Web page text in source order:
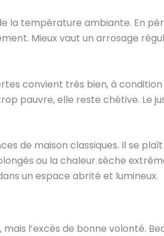
la température ambiante. En
Mieux vaut un arrosage
convient très bien, à
pauvre, elle reste chétive. Le
de maison classiques. Il se
ou la chaleur sèche
un espace abrité et lumineux.
l’excès de bonne volonté.